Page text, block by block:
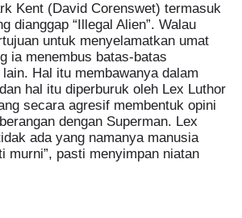
Kent (David Corenswet) termasuk
dianggap “Illegal Alien”. Walau
untuk menyelamatkan umat
ia menembus batas-batas
Hal itu membawanya dalam
hal itu diperburuk oleh Lex Luthor
secara agresif membentuk opini
dengan Superman. Lex
ada yang namanya manusia
murni”, pasti menyimpan niatan